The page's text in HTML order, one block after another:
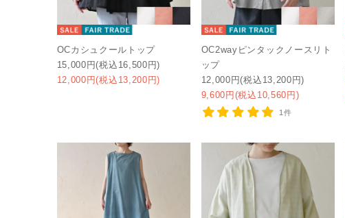
OCカシュクールトップ
15,000円(税込16,500円)
12,000円(税込13,200円)
OC2wayピンタックノースリト
ップ
12,000円(税込13,200円)
9,600円(税込10,560円)
1件